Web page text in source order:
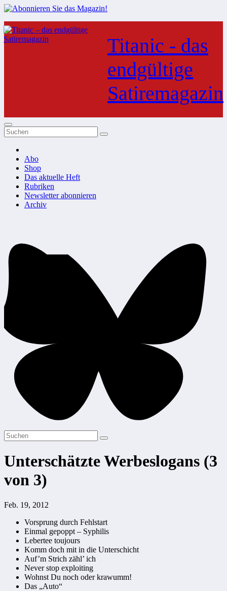
Zum
Inhalt
springen
Titanic - das
endgültige
Satiremagazin
Abo
Shop
Das aktuelle Heft
Rubriken
Newsletter abonnieren
Archiv
Unterschätzte Werbeslogans (3
von 3)
Feb. 19, 2012
Vorsprung durch Fehlstart
Einmal gepoppt – Syphilis
Lebertee toujours
Komm doch mit in die Unterschicht
Auf’m Strich zähl’ ich
Never stop exploiting
Wohnst Du noch oder krawumm!
Das „Auto“